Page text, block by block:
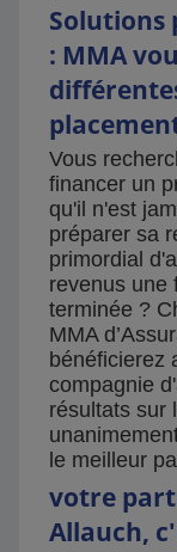
Solutions
: MMA
Vous
financer un
qu'il n'est
préparer sa
primordial
revenus une
terminée ?
MMA
bénéficierez
compagnie
résultats sur
le meilleur
votre
Allauch,